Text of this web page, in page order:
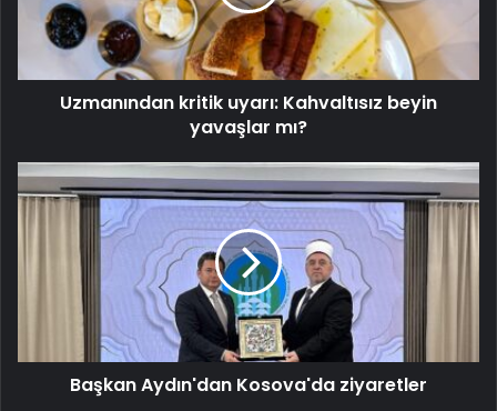
Uzmanından kritik uyarı: Kahvaltısız beyin
yavaşlar mı?
Başkan Aydın'dan Kosova'da ziyaretler